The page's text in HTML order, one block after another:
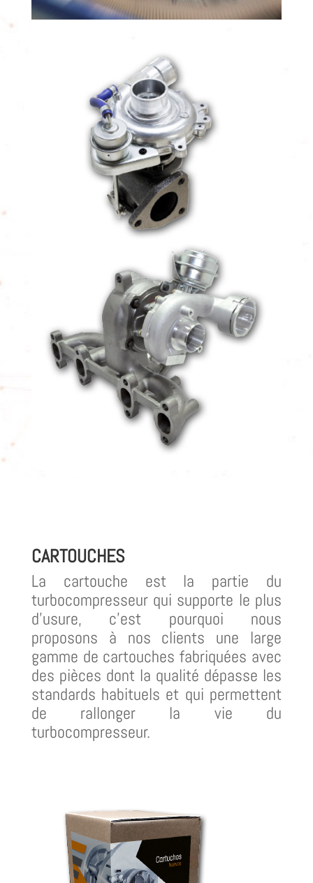
CARTOUCHES
La cartouche est la partie du
turbocompresseur qui supporte le plus
d’usure, c’est pourquoi nous
proposons à nos clients une large
gamme de cartouches fabriquées avec
des pièces dont la qualité dépasse les
standards habituels et qui permettent
de rallonger la vie du
turbocompresseur.